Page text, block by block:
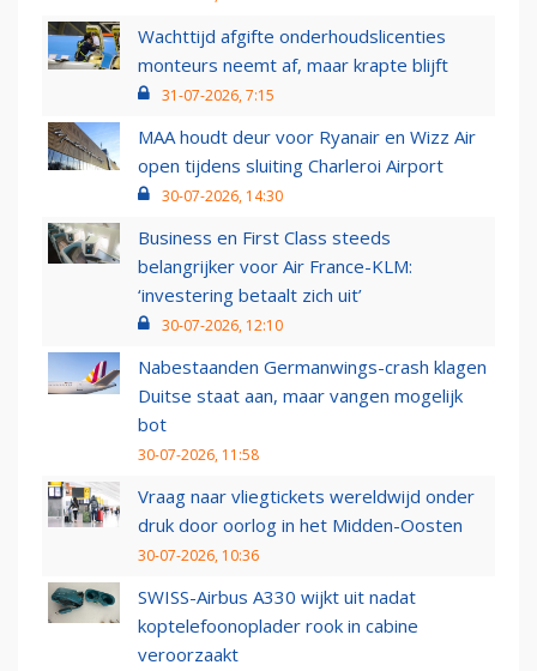
Wachttijd afgifte onderhoudslicenties
monteurs neemt af, maar krapte blijft
31-07-2026, 7:15
MAA houdt deur voor Ryanair en Wizz Air
open tijdens sluiting Charleroi Airport
30-07-2026, 14:30
Business en First Class steeds
belangrijker voor Air France-KLM:
‘investering betaalt zich uit’
30-07-2026, 12:10
Nabestaanden Germanwings-crash klagen
Duitse staat aan, maar vangen mogelijk
bot
30-07-2026, 11:58
Vraag naar vliegtickets wereldwijd onder
druk door oorlog in het Midden-Oosten
30-07-2026, 10:36
SWISS-Airbus A330 wijkt uit nadat
koptelefoonoplader rook in cabine
veroorzaakt